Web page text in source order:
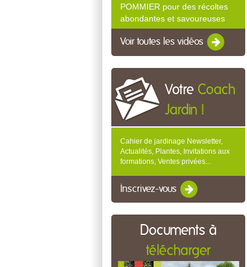
POMMIER pour des récoltes
abondantes et savoureuses
Voir toutes les vidéos
Votre Coach
Jardin !
Cahier de jardinage Newsletter,
Actualités, Plantes, Invitations aux
formations, Ventes privées...
Inscrivez-vous
Documents à
télécharger